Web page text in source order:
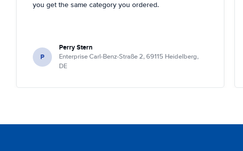
you get the same category you ordered.
P
Perry Stern
Enterprise Carl-Benz-Straße 2, 69115 Heidelberg,
DE